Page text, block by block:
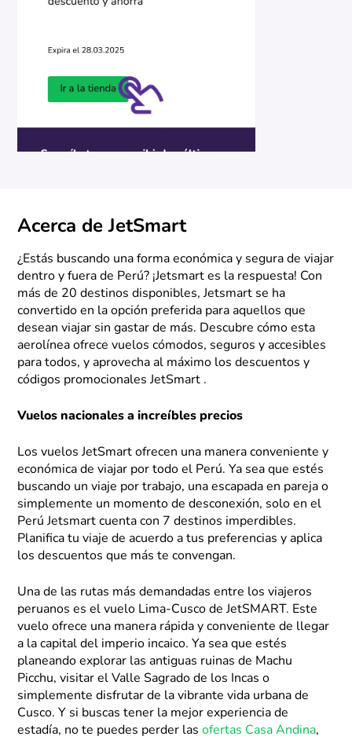
Acerca de JetSmart
¿Estás buscando una forma económica y segura de viajar
dentro y fuera de Perú? ¡Jetsmart es la respuesta! Con
más de 20 destinos disponibles, Jetsmart se ha
convertido en la opción preferida para aquellos que
desean viajar sin gastar de más. Descubre cómo esta
aerolínea ofrece vuelos cómodos, seguros y accesibles
para todos, y aprovecha al máximo los descuentos y
códigos promocionales JetSmart .
Vuelos nacionales a increíbles precios
Los vuelos JetSmart ofrecen una manera conveniente y
económica de viajar por todo el Perú. Ya sea que estés
buscando un viaje por trabajo, una escapada en pareja o
simplemente un momento de desconexión, solo en el
Perú Jetsmart cuenta con 7 destinos imperdibles.
Planifica tu viaje de acuerdo a tus preferencias y aplica
los descuentos que más te convengan.
Una de las rutas más demandadas entre los viajeros
peruanos es el vuelo Lima-Cusco de JetSMART. Este
vuelo ofrece una manera rápida y conveniente de llegar
a la capital del imperio incaico. Ya sea que estés
planeando explorar las antiguas ruinas de Machu
Picchu, visitar el Valle Sagrado de los Incas o
simplemente disfrutar de la vibrante vida urbana de
Cusco. Y si buscas tener la mejor experiencia de
estadía, no te puedes perder lasofertas Casa Andina,